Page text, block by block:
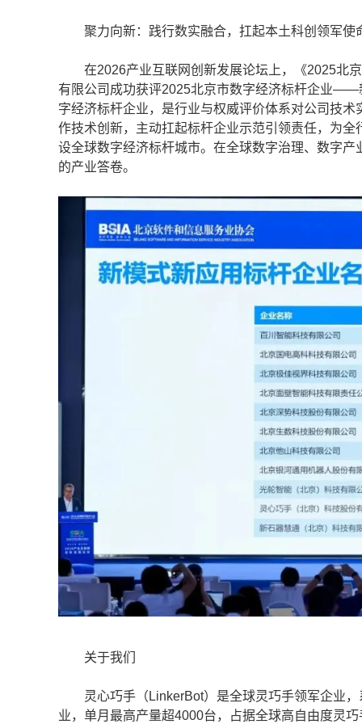
聚力向新：践行数实融合，扛起本土科创领军使
在2026产业互联网创新发展论坛上，《2025北京
有限公司成功获评2025北京市数字经济标杆企业——
字经济标杆企业，是行业与权威评价体系对公司技
作技术创新，主动扛起标杆企业示范引领责任，为
设全球数字经济标杆城市。在全球数字治理、数字
的产业答卷。
关于我们
灵心巧手（LinkerBot）是全球灵巧手领军企业，
业，单月最高产量超4000台，占据全球高自由度灵